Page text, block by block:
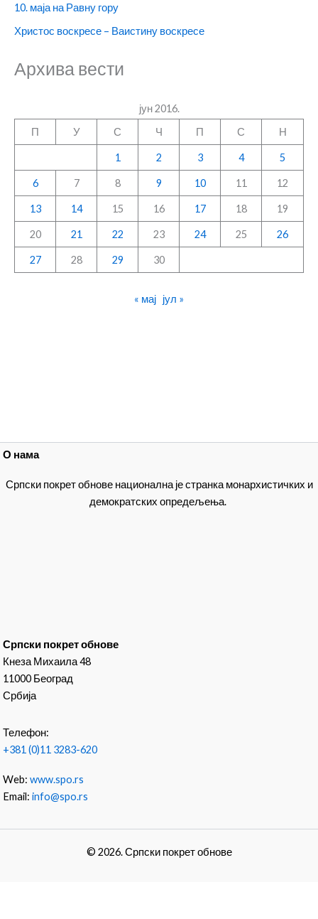
10. маја на Равну гору
Христос воскресе – Ваистину воскресе
Архива вести
јун 2016.
П
У С Ч П С Н
1 2 3 4 5
6 7 8 9 10 11 12
13 14 15 16 17 18 19
20 21 22 23 24 25 26
27 28 29 30
« мај јул »
О нама
Српски покрет обнове национална је странка монархистичких и
демократских опредељења.
Српски покрет обнове
Кнеза Михаила 48
11000 Београд
Србија
Телефон:
+381 (0)11 3283-620
Web:www.spo.rs
Email:info@spo.rs
© 2026. Српски покрет обнове